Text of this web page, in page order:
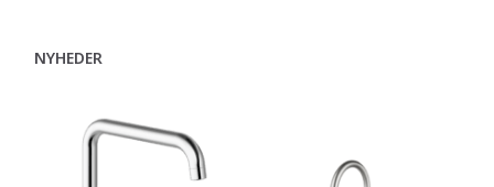
NYHEDER